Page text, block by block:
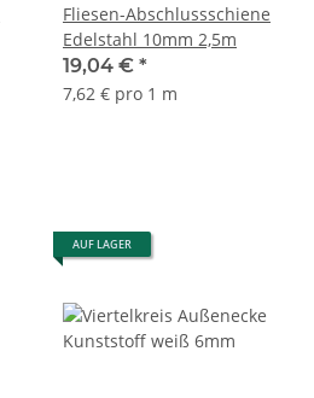
Fliesen-Abschlussschiene
Edelstahl 10mm 2,5m
19,04 € *
7,62 € pro 1 m
AUF LAGER